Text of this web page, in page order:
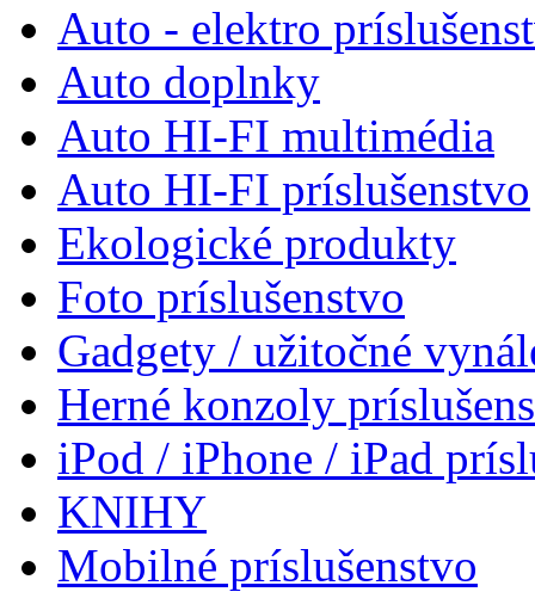
Auto - elektro
Auto doplnky
Auto HI-FI multimédia
Auto HI-FI príslušenstvo
Ekologické produkty
Foto príslušenstvo
Gadgety / užitočné
Herné konzoly
iPod / iPhone / iPad
KNIHY
Mobilné príslušenstvo